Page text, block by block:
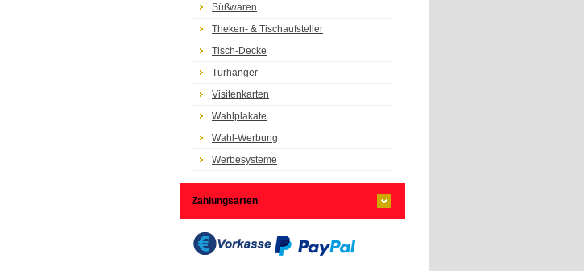
Süßwaren
Theken- & Tischaufsteller
Tisch-Decke
Türhänger
Visitenkarten
Wahlplakate
Wahl-Werbung
Werbesysteme
Zahlungsarten